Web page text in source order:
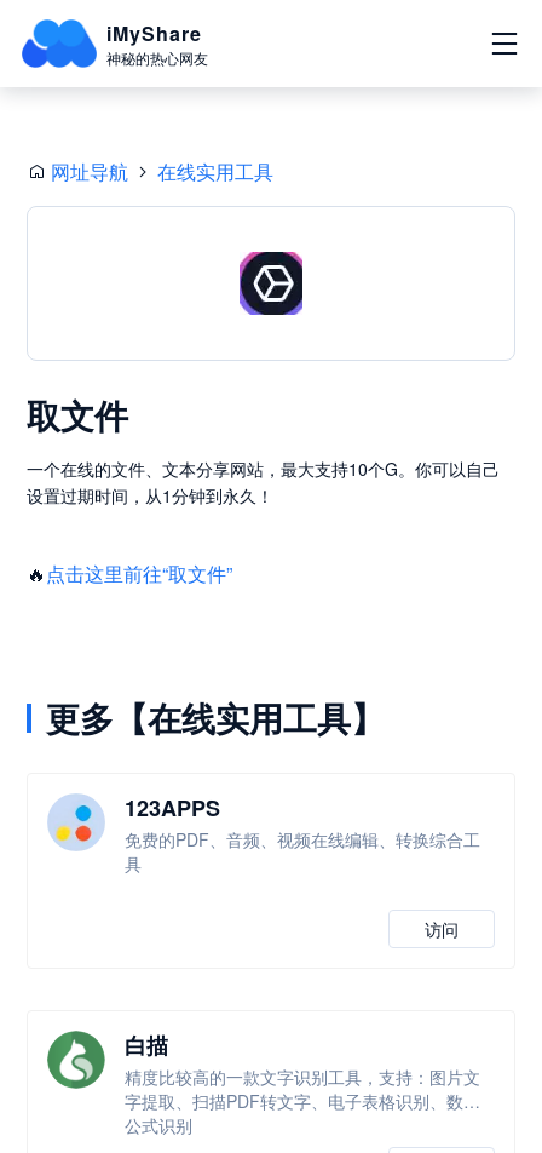
iMyShare
神秘的热心网友
网址导航 在线实用工具
取文件
一个在线的文件、文本分享网站，最大支持10个G。你可以自己
设置过期时间，从1分钟到永久！
🔥 点击这里前往“取文件”
更多【在线实用工具】
123APPS
免费的PDF、音频、视频在线编辑、转换综合工
具
访问
白描
精度比较高的一款文字识别工具，支持：图片文
字提取、扫描PDF转文字、电子表格识别、数学
公式识别